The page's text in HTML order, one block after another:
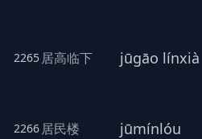
2265 居高临下 jūgāo línxià
2266 居民楼 jūmínlóu